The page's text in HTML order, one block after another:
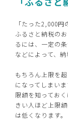
「たった2,000
ふるさと納税の
るには、一定の
などによって、
もちろん上限を
になってしまい
限額を知ってお
きい人ほど上限
は低くなります。